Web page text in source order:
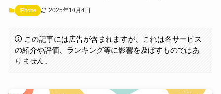
iPhone 2025年10月4日
この記事には広告が含まれますが、これは各サービス
の紹介や評価、ランキング等に影響を及ぼすものではあ
りません。